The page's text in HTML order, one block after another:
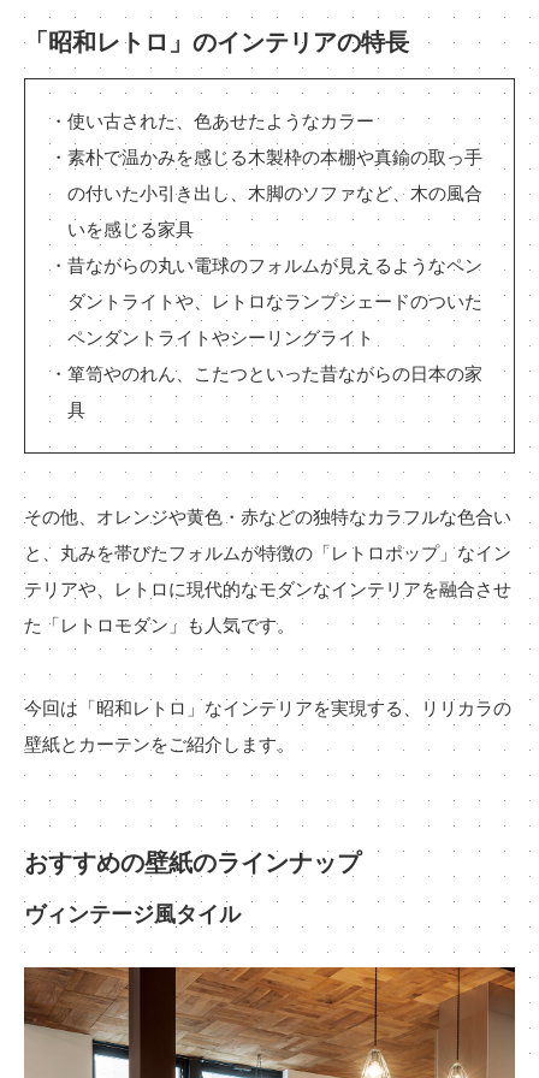
「昭和レトロ」のインテリアの特長
・使い古された、色あせたようなカラー
・素朴で温かみを感じる木製枠の本棚や真鍮の取っ手
の付いた小引き出し、木脚のソファなど、木の風合
いを感じる家具
・昔ながらの丸い電球のフォルムが見えるようなペン
ダントライトや、レトロなランプシェードのついた
ペンダントライトやシーリングライト
・箪笥やのれん、こたつといった昔ながらの日本の家
具
その他、オレンジや黄色・赤などの独特なカラフルな色合い
と、丸みを帯びたフォルムが特徴の「レトロポップ」なイン
テリアや、レトロに現代的なモダンなインテリアを融合させ
た「レトロモダン」も人気です。
今回は「昭和レトロ」なインテリアを実現する、リリカラの
壁紙とカーテンをご紹介します。
おすすめの壁紙のラインナップ
ヴィンテージ風タイル